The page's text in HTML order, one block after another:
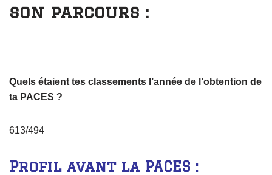
son parcours :
Quels étaient tes classements l’année de l’obtention de
ta PACES ?
613/494
Profil avant la PACES :